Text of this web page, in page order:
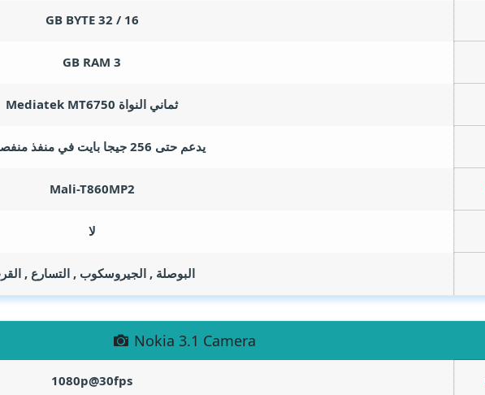
16 / 32
GB BYTE
3
GB RAM
ثماني النواة Mediatek MT6750
يدعم حتى 256 جيجا بايت في منفذ منفصل به
Mali-T860MP2
لا
البوصلة , الجيروسكوب , التسارع ,
Nokia 3.1 Camera
1080p@30fps